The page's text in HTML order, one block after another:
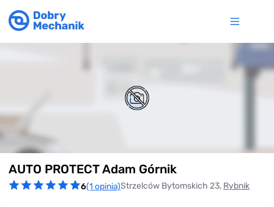
AUTO PROTECT Adam Górnik
6(1 opinia)Strzelców Bytomskich 23, Rybnik